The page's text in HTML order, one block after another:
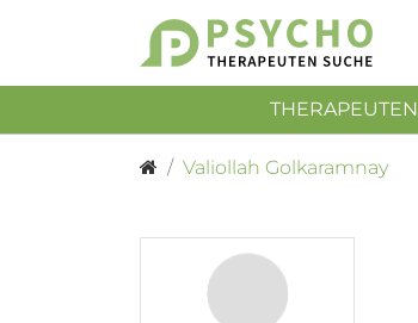
THERAPEUTEN
Valiollah Golkaramnay